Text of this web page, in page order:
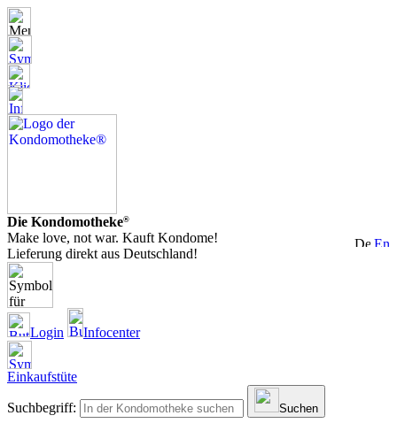
Die Kondomotheke®
Make love, not war. Kauft Kondome!
Lieferung direkt aus Deutschland!
Login Infocenter
Einkaufstüte
Suchbegriff: Suchen